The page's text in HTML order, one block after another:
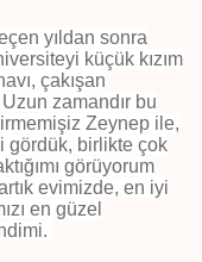
yıldan sonra
küçük kızım
çakışan
zamandır bu
Zeynep ile,
gördük, birlikte çok
görüyorum
evimizde, en iyi
en güzel